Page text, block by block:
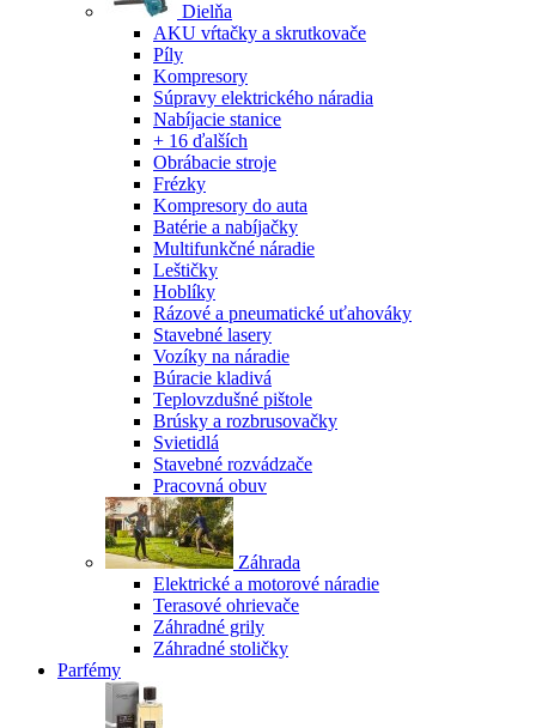
Dielňa
AKU vŕtačky a skrutkovače
Píly
Kompresory
Súpravy elektrického náradia
Nabíjacie stanice
+ 16 ďalších
Obrábacie stroje
Frézky
Kompresory do auta
Batérie a nabíjačky
Multifunkčné náradie
Leštičky
Hoblíky
Rázové a pneumatické uťahováky
Stavebné lasery
Vozíky na náradie
Búracie kladivá
Teplovzdušné pištole
Brúsky a rozbrusovačky
Svietidlá
Stavebné rozvádzače
Pracovná obuv
Záhrada
Elektrické a motorové náradie
Terasové ohrievače
Záhradné grily
Záhradné stoličky
Parfémy